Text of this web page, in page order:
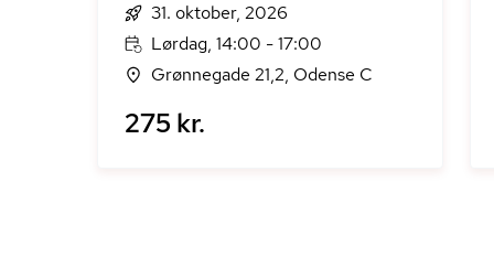
31. oktober, 2026
Lørdag, 14:00 - 17:00
Grønnegade 21,2, Odense C
275 kr.